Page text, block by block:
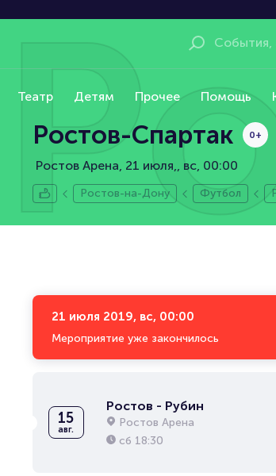
Театр Детям Прочее Помощь
Ростов-Спартак
Ростов Арена, 21 июля,
0+
вс, 00:00
Ростов-на-Дону Футбол
21 июля 2019, вс, 00:00
Мероприятие уже закончилось
15
авг.
Ростов - Рубин
Ростов Арена
сб 18:30